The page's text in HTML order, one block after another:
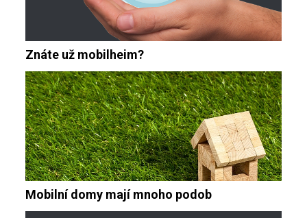
Znáte už mobilheim?
Mobilní domy mají mnoho podob